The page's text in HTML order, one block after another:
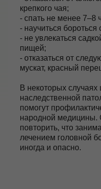
крепкого чая;
- спать не менее 7–8
- научиться бороться
- не увлекаться
пищей;
- отказаться от
мускат, красный
В некоторых
наследственной
помогут
народной медицины.
повторить, что
лечением головной
иногда и опасно.